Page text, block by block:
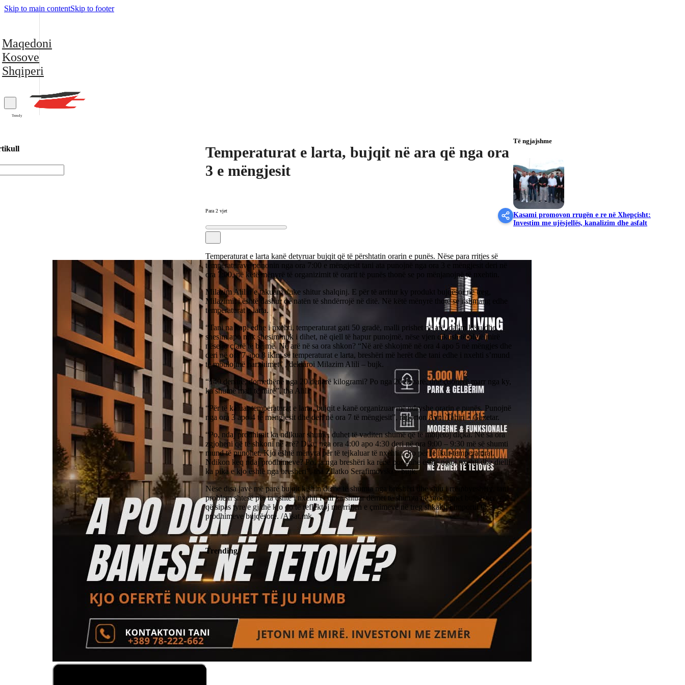
Skip to main contentSkip to footer
Maqedoni
Kosove
Shqiperi
Trendy
Temperaturat e larta, bujqit në ara që nga ora
3 e mëngjesit
Para 2 vjet
Temperaturat e larta kanë detyruar bujqit që të përshtatin orarin e punës. Nëse para rritjes së
temperaturave punonin nga ora 7:00 e mëngjesit tani ata punojnë nga ora 3 e mëngjesit deri në
ora 7:00, në këtë mënyrë të organizimit të orarit të punës thonë se po mënjanojnë të nxehtin.
Milazim Alilin e takuam duke shitur shalqinj. E për të arritur ky produkt bujqësor në treg,
Milazimit i është dashur që natën të shndërrojë në ditë. Në këtë mënyrë thotë se i shmang edhe
temperaturat e larta.
“Tani na kapi edhe i nxehti, temperaturat gati 50 gradë, malli prishet në arë, dalim këtu dhe
shesim apo nuk shesim nuk i dihet, në qiell të hapur punojmë, nëse vjen dikush të blejë mirë
nëse jo çfarë të bëjmë. Në arë në sa ora shkon? “Në arë shkojmë në ora 4 apo 5 në mëngjes dhe
deri në ora 7 apo 8 ikim se temperaturat e larta, breshëri më herët dhe tani edhe i nxehti s’mund
të mbulojmë harxhimet” , deklaroi Milazim Alili – bujk.
“140 denarë, domethënë nga 20 denarë kilogrami? Po nga 20 denarë, unë çdoherë marr nga ky,
ka shumë mall të mirë”, tha Alili.
“Për të kaluar temperaturat e larta, bujqit e kanë organizuar më ndryshe orarin e punës. Punojnë
nga ora 3 apo 4 të mëngjesit dhe deri në ora 7 të mëngjesit”, raporton Avni Tahiri – Gazetar.
“Po, ndaj prodhimit ka ndikuar shumë, duhet të vaditen shumë që të mbijetoj diçka. Në sa ora
zgjoheni që të shkoni në arë? Diku nga ora 4:00 apo 4:30 deri në ora 9:00 – 9:30 më së shumti
mund të punohet. Kjo është mënyra për të tejkaluar të nxehtin. Po për të ikur temperaturat.
Ndikon keq ndaj prodhimeve? Po, ja nga breshëri ka rënë por edhe është nga i nxehti dhe dielli
ka pika e kjo është nga breshëri”, tha Zllatko Serafimovski – bujk.
Nëse disa javë më parë bujqit kishin dëme të shumta nga breshëri dhe shiu i rrëmbyeshëm, tani
problem shtesë për ta është i nxehti i cili ka shtuar dëmet të shumta në prodhimet bujqësore, gjë
që sipas tyre e gjithë kjo do të reflektoj me rritjen e çmimeve në treg shkaku i importit të
prodhimeve bujqësore. /Alsat.mk
Trending
Të ngjajshme
Kasami promovon rrugën e re në Xhepçisht:
Investim me ujësjellës, kanalizim dhe asfalt